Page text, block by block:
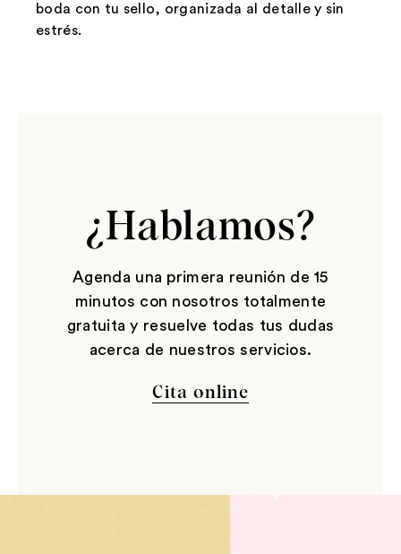
boda con tu sello, organizada al detalle y sin
estrés.
¿Hablamos?
Agenda una primera reunión de 15
minutos con nosotros totalmente
gratuita y resuelve todas tus dudas
acerca de nuestros servicios.
Cita online